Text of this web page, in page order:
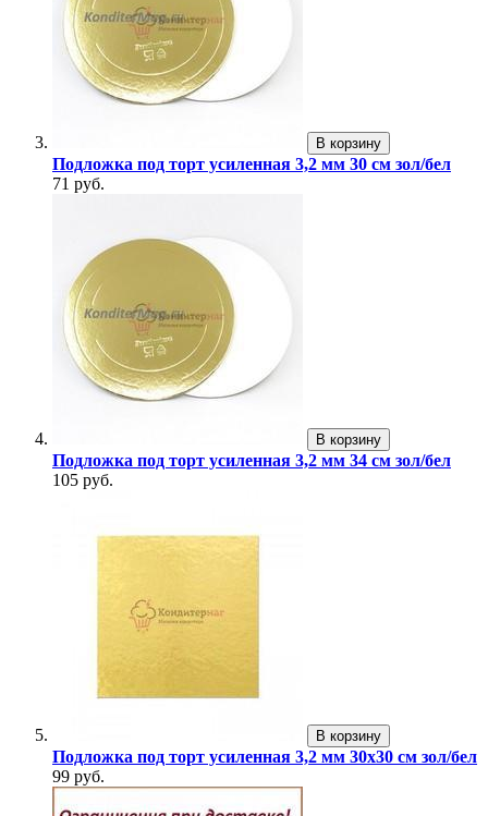
В корзину
Подложка под торт усиленная 3,2 мм 30 см зол/бел
71 руб.
В корзину
Подложка под торт усиленная 3,2 мм 34 см зол/бел
105 руб.
В корзину
Подложка под торт усиленная 3,2 мм 30х30 см зол/бел
99 руб.